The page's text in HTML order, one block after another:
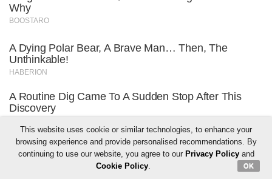
This website uses cookie or similar technologies, to enhance your
browsing experience and provide personalised recommendations. By
continuing to use our website, you agree to our Privacy Policyand
Cookie Policy. OK